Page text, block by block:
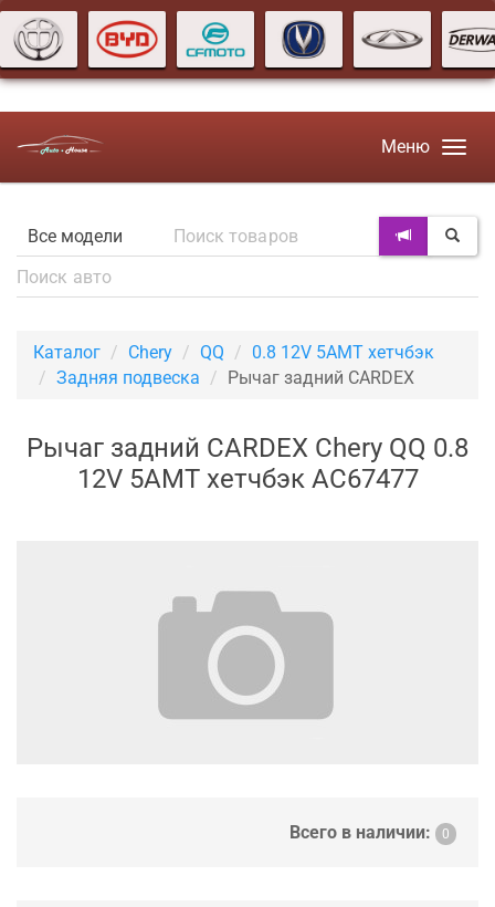
Меню
Каталог Chery QQ
0.8 12V 5AMT хетчбэк
Задняя подвеска
Рычаг задний CARDEX
Рычаг задний CARDEX Chery QQ 0.8
12V 5AMT хетчбэк AC67477
Всего в наличии: 0